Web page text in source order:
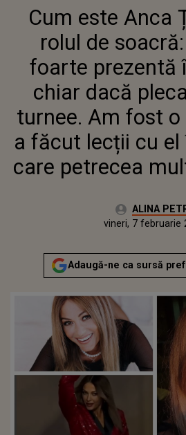
ROLUL
FOARTE
LUI,
MULT ÎN
MAMĂ
CU EL ÎN
Cum este Anca
rolul de
foarte prezentă
chiar dacă
turnee. Am fost
a făcut lecții cu el
care petrecea
Autor:ALINA
miercuri, 7 februarie 2024Actualizat:
vineri, 7 februarie
Adaugă-ne ca sursă